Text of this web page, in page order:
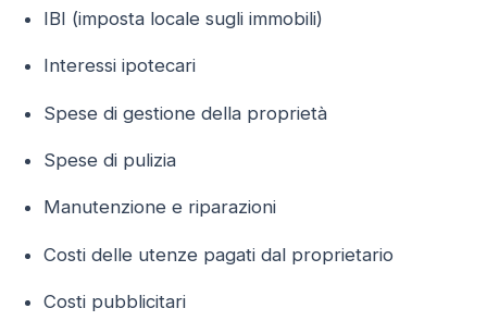
IBI (imposta locale sugli immobili)
Interessi ipotecari
Spese di gestione della proprietà
Spese di pulizia
Manutenzione e riparazioni
Costi delle utenze pagati dal proprietario
Costi pubblicitari